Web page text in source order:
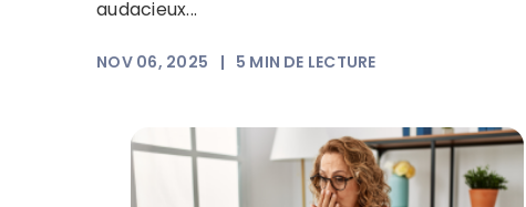
audacieux...
NOV 06, 2025 | 5 MIN DE LECTURE